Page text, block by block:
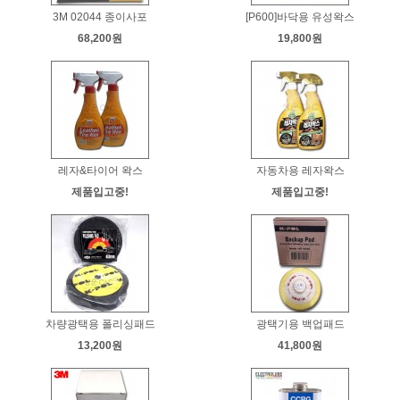
3M 02044 종이사포
68,200원
[P600]바닥용 유성왁스
19,800원
레자&타이어 왁스
제품입고중!
자동차용 레자왁스
제품입고중!
차량광택용 폴리싱패드
13,200원
광택기용 백업패드
41,800원